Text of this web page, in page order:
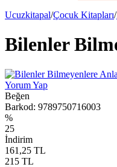
Ucuzkitapal/Çocuk Kitapları/
Bilenler
Yorum Yap
Beğen
Barkod: 9789750716003
%
25
İndirim
161,25 TL
215 TL